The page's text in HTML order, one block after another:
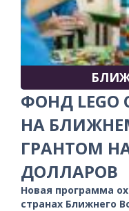
ФОНД LEGO
НА
ГРАНТОМ
ДОЛЛАРОВ
Новая программа
странах Ближнего